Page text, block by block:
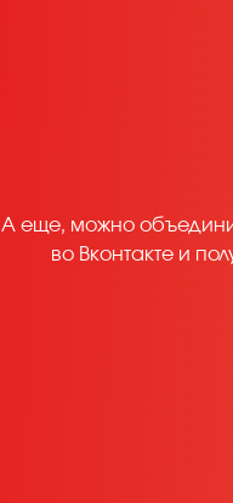
А еще, можно
во Вконтакте и